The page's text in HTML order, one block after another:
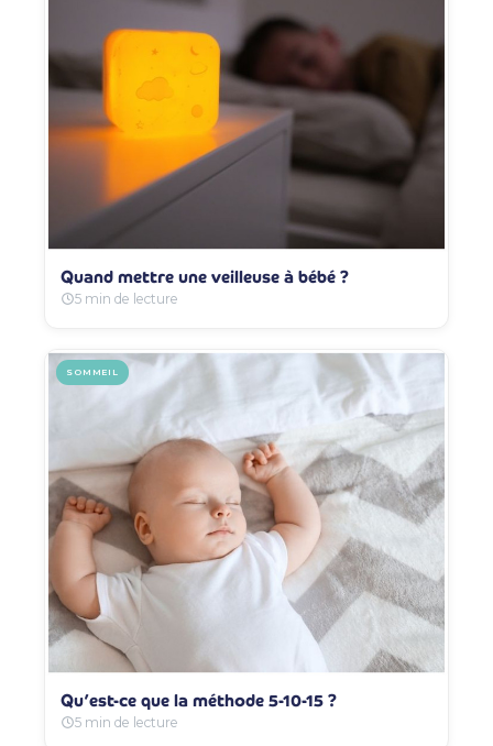
Quand mettre une veilleuse à bébé ?
5 min de lecture
SOMMEIL
Qu’est-ce que la méthode 5-10-15 ?
5 min de lecture